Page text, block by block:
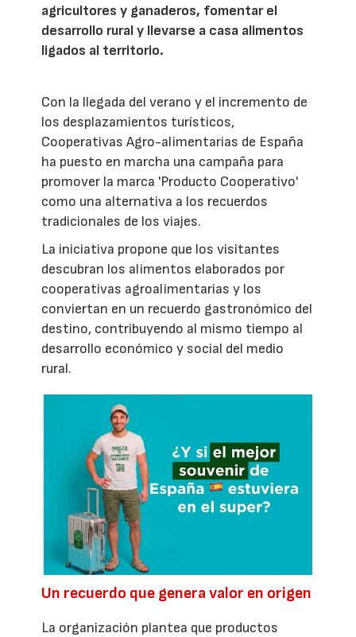
agricultores y ganaderos, fomentar el
desarrollo rural y llevarse a casa alimentos
ligados al territorio.
Con la llegada del verano y el incremento de
los desplazamientos turísticos,
Cooperativas Agro-alimentarias de España
ha puesto en marcha una campaña para
promover la marca 'Producto Cooperativo'
como una alternativa a los recuerdos
tradicionales de los viajes.
La iniciativa propone que los visitantes
descubran los alimentos elaborados por
cooperativas agroalimentarias y los
conviertan en un recuerdo gastronómico del
destino, contribuyendo al mismo tiempo al
desarrollo económico y social del medio
rural.
Un recuerdo que genera valor en origen
La organización plantea que productos